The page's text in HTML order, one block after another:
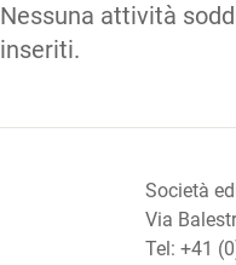
Nessuna attività
inseriti.
Società
Via
Tel: +41